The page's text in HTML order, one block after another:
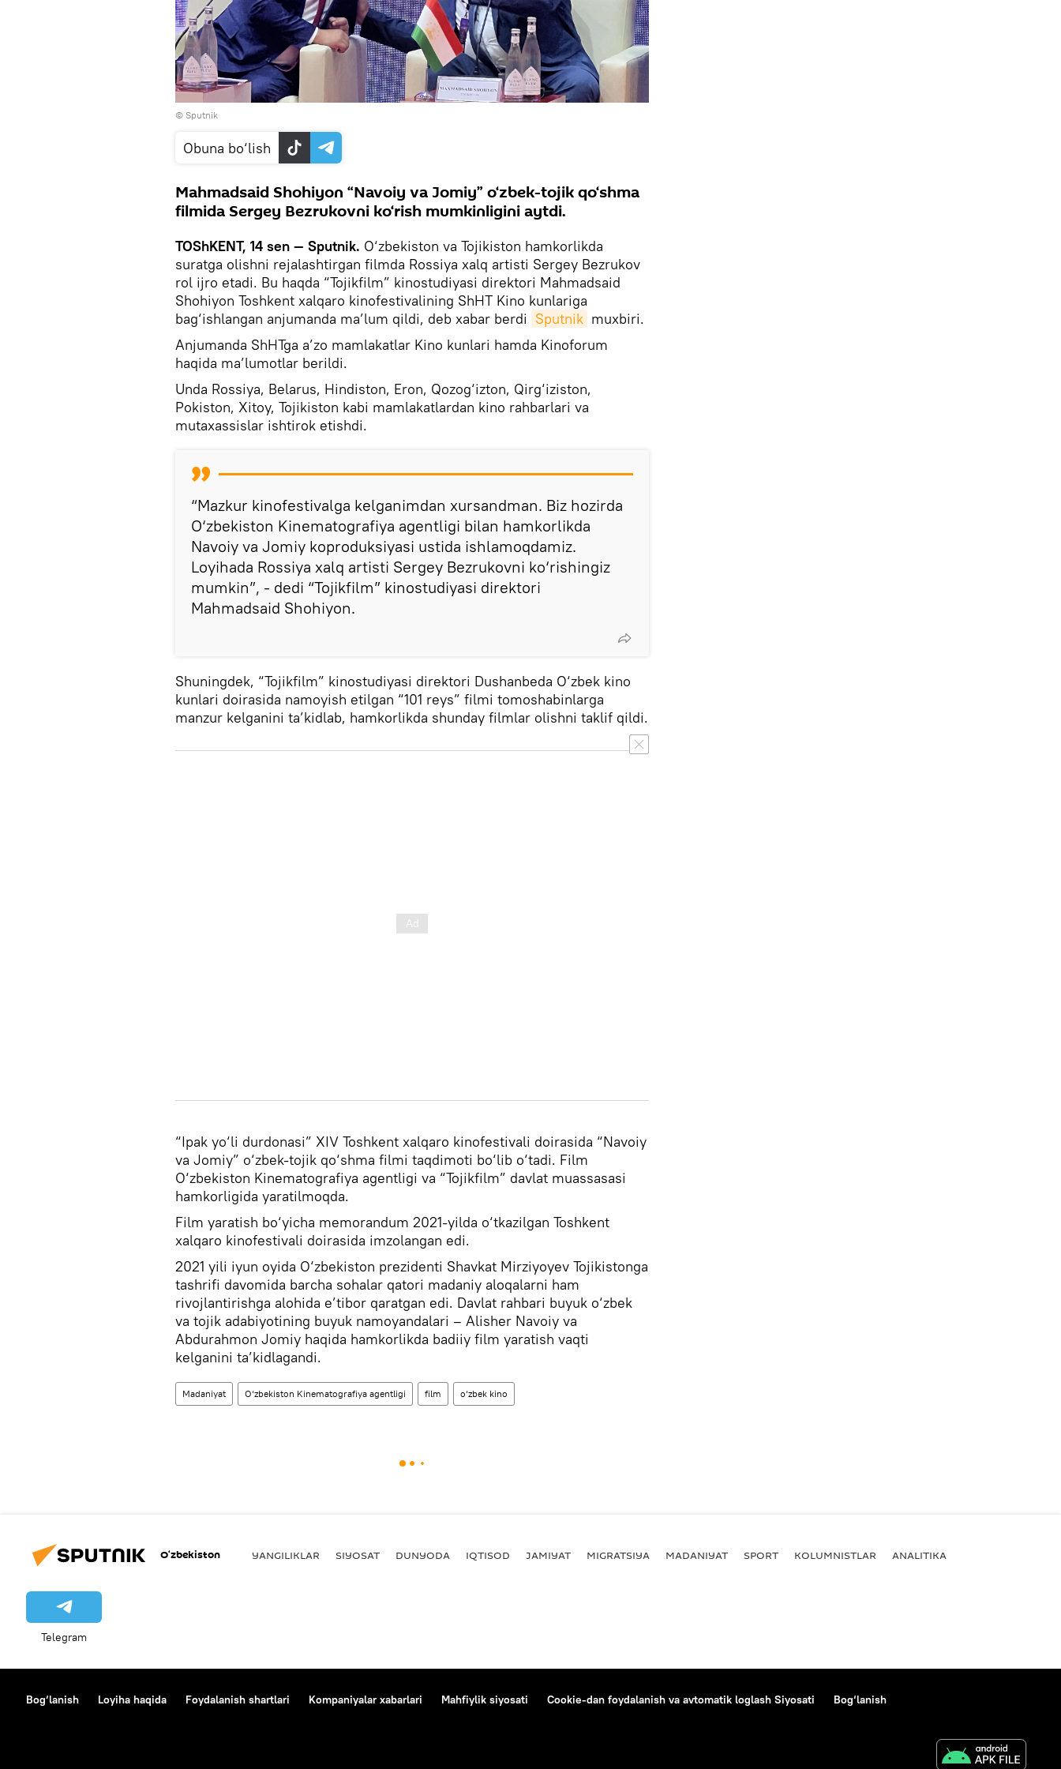
© Sputnik
Obuna bo‘lish
Mahmadsaid Shohiyon “Navoiy va Jomiy” o‘zbek-tojik qo‘shma
filmida Sergey Bezrukovni ko‘rish mumkinligini aytdi.
TOShKENT, 14 sen — Sputnik. O‘zbekiston va Tojikiston hamkorlikda
suratga olishni rejalashtirgan filmda Rossiya xalq artisti Sergey Bezrukov
rol ijro etadi. Bu haqda “Tojikfilm” kinostudiyasi direktori Mahmadsaid
Shohiyon Toshkent xalqaro kinofestivalining ShHT Kino kunlariga
bag‘ishlangan anjumanda ma’lum qildi, deb xabar berdi Sputnik muxbiri.
Anjumanda ShHTga a’zo mamlakatlar Kino kunlari hamda Kinoforum
haqida ma’lumotlar berildi.
Unda Rossiya, Belarus, Hindiston, Eron, Qozog‘izton, Qirg‘iziston,
Pokiston, Xitoy, Tojikiston kabi mamlakatlardan kino rahbarlari va
mutaxassislar ishtirok etishdi.
“Mazkur kinofestivalga kelganimdan xursandman. Biz hozirda
O‘zbekiston Kinematografiya agentligi bilan hamkorlikda
Navoiy va Jomiy koproduksiyasi ustida ishlamoqdamiz.
Loyihada Rossiya xalq artisti Sergey Bezrukovni ko‘rishingiz
mumkin”, - dedi “Tojikfilm” kinostudiyasi direktori
Mahmadsaid Shohiyon.
Shuningdek, “Tojikfilm” kinostudiyasi direktori Dushanbeda O‘zbek kino
kunlari doirasida namoyish etilgan “101 reys” filmi tomoshabinlarga
manzur kelganini ta’kidlab, hamkorlikda shunday filmlar olishni taklif qildi.
“Ipak yo‘li durdonasi” XIV Toshkent xalqaro kinofestivali doirasida “Navoiy
va Jomiy” o‘zbek-tojik qo‘shma filmi taqdimoti bo‘lib o‘tadi. Film
O‘zbekiston Kinematografiya agentligi va “Tojikfilm” davlat muassasasi
hamkorligida yaratilmoqda.
Film yaratish bo‘yicha memorandum 2021-yilda o‘tkazilgan Toshkent
xalqaro kinofestivali doirasida imzolangan edi.
2021 yili iyun oyida O‘zbekiston prezidenti Shavkat Mirziyoyev Tojikistonga
tashrifi davomida barcha sohalar qatori madaniy aloqalarni ham
rivojlantirishga alohida e’tibor qaratgan edi. Davlat rahbari buyuk o‘zbek
va tojik adabiyotining buyuk namoyandalari – Alisher Navoiy va
Abdurahmon Jomiy haqida hamkorlikda badiiy film yaratish vaqti
kelganini ta’kidlagandi.
Madaniyat O‘zbekiston Kinematografiya agentligi film o‘zbek kino
O‘zbekiston YANGILIKLAR SIYOSAT DUNYODA IQTISOD JAMIYAT MIGRATSIYA MADANIYAT SPORT KOLUMNISTLAR ANALITIKA
Telegram
Bog‘lanish Loyiha haqida Foydalanish shartlari Kompaniyalar xabarlari Mahfiylik siyosati Cookie-dan foydalanish va avtomatik loglash Siyosati Bog‘lanish